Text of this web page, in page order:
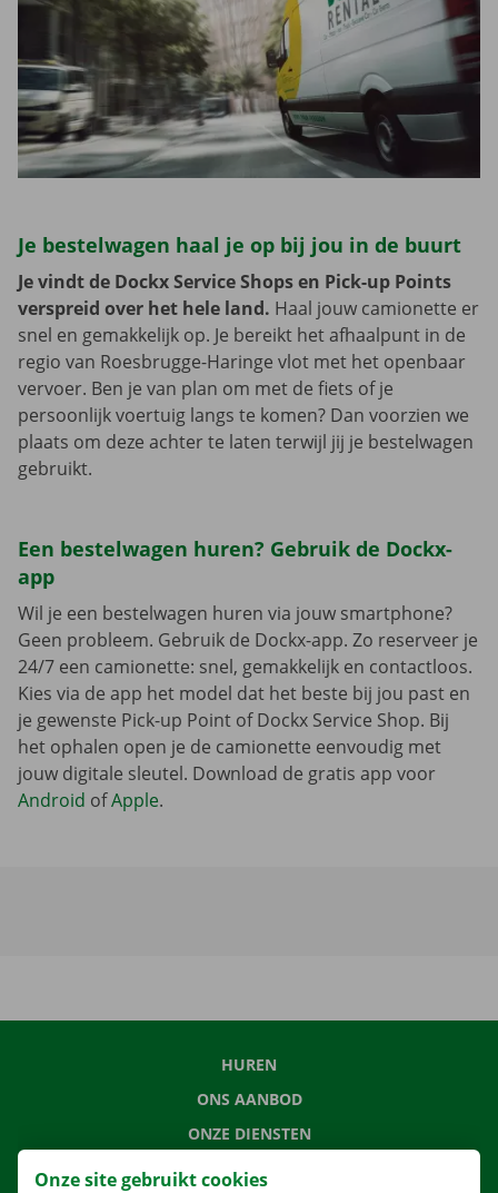
Je bestelwagen haal je op bij jou in de buurt
Je vindt de Dockx Service Shops en Pick-up Points
verspreid over het hele land. Haal jouw camionette er
snel en gemakkelijk op. Je bereikt het afhaalpunt in de
regio van Roesbrugge-Haringe vlot met het openbaar
vervoer. Ben je van plan om met de fiets of je
persoonlijk voertuig langs te komen? Dan voorzien we
plaats om deze achter te laten terwijl jij je bestelwagen
gebruikt.
Een bestelwagen huren? Gebruik de Dockx-
app
Wil je een bestelwagen huren via jouw smartphone?
Geen probleem. Gebruik de Dockx-app. Zo reserveer je
24/7 een camionette: snel, gemakkelijk en contactloos.
Kies via de app het model dat het beste bij jou past en
je gewenste Pick-up Point of Dockx Service Shop. Bij
het ophalen open je de camionette eenvoudig met
jouw digitale sleutel. Download de gratis app voor
Android ofApple.
HUREN
ONS AANBOD
ONZE DIENSTEN
LOCATIES
Onze site gebruikt cookies